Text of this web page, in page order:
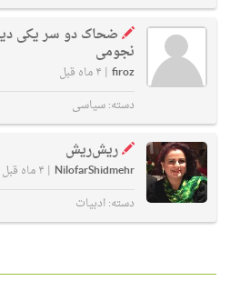
ضحاک دو سر یکی
نجومی
firoz
| ۴ ماه قبل
دسته:سیاسی
ریش‌ریش
NilofarShidmehr
| ۴ ماه قبل
دسته:ادبیات